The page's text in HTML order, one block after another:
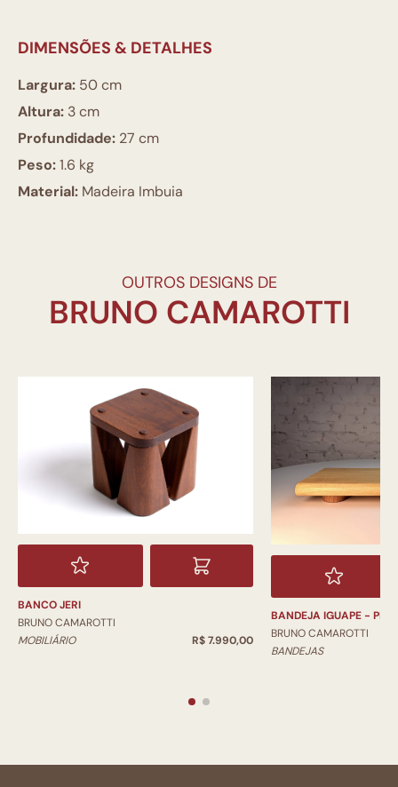
DIMENSÕES & DETALHES
Largura: 50 cm
Altura: 3 cm
Profundidade: 27 cm
Peso:1.6 kg
Material: Madeira Imbuia
OUTROS DESIGNS DE
BANCO JERI
BRUNO CAMAROTTI
MOBILIÁRIO
R$ 7.990,00
BANDEJA IGUAPE -
BRUNO CAMAROTTI
BANDEJAS